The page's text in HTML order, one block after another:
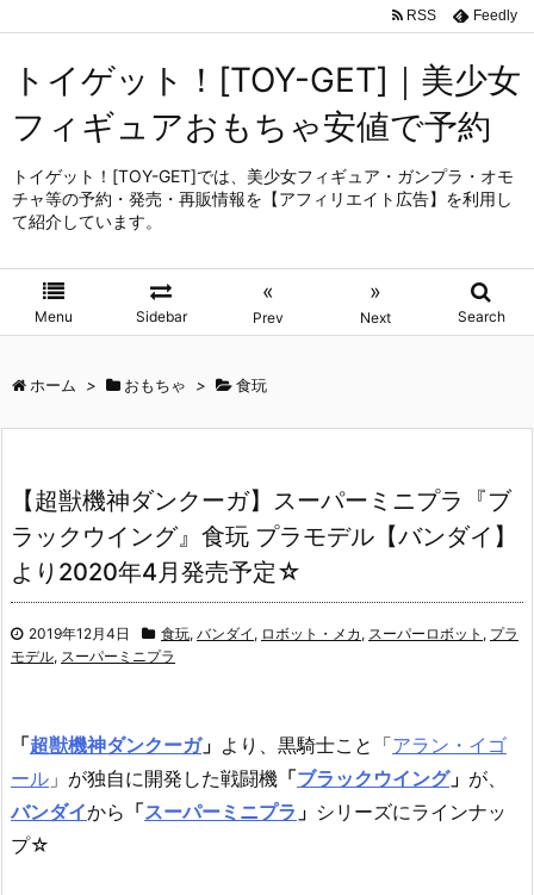
トイゲット！[TOY-GET]｜美少女
フィギュアおもちゃ安値で予約
トイゲット！[TOY-GET]では、美少女フィギュア・ガンプラ・オモ
チャ等の予約・発売・再販情報を【アフィリエイト広告】を利用し
て紹介しています。
Menu Sidebar
«
Prev
»
Next Search
RSS Feedly
ホーム > おもちゃ > 食玩
【超獣機神ダンクーガ】スーパーミニプラ『ブ
ラックウイング』食玩 プラモデル【バンダイ】
より2020年4月発売予定☆
2019年12月4日 食玩, バンダイ , ロボット・メカ , スーパーロボット , プラ
モデル, スーパーミニプラ
「超獣機神ダンクーガ」 より、黒騎士こと「アラン・イゴ
ール 」が独自に開発した戦闘機 「ブラックウイング」 が、
バンダイから 「スーパーミニプラ 」 シリーズにラインナッ
プ☆